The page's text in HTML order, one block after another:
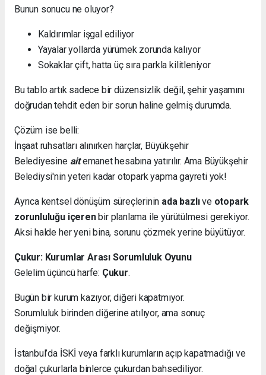
Bunun sonucu ne oluyor?
Kaldırımlar işgal ediliyor
Yayalar yollarda yürümek zorunda kalıyor
Sokaklar çift, hatta üç sıra parkla kilitleniyor
Bu tablo artık sadece bir düzensizlik değil, şehir yaşamını
doğrudan tehdit eden bir sorun haline gelmiş durumda.
Çözüm ise belli:
İnşaat ruhsatları alınırken harçlar, Büyükşehir
Belediyesine aitemanet hesabına yatırılır. Ama Büyükşehir
Belediysi'nin yeteri kadar otopark yapma gayreti yok!
Ayrıca kentsel dönüşüm süreçlerinin ada bazlıve otopark
zorunluluğu içerenbir planlama ile yürütülmesi gerekiyor.
Aksi halde her yeni bina, sorunu çözmek yerine büyütüyor.
Çukur: Kurumlar Arası Sorumluluk Oyunu
Gelelim üçüncü harfe: Çukur.
Bugün bir kurum kazıyor, diğeri kapatmıyor.
Sorumluluk birinden diğerine atılıyor, ama sonuç
değişmiyor.
İstanbul’da İSKİ veya farklı kurumların açıp kapatmadığı ve
doğal çukurlarla binlerce çukurdan bahsediliyor.